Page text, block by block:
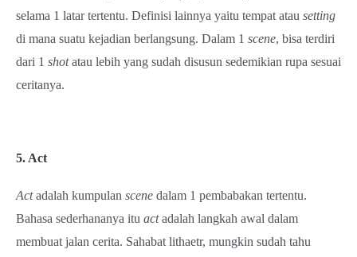
selama 1 latar tertentu. Definisi lainnya yaitu tempat atau setting
di mana suatu kejadian berlangsung. Dalam 1 scene, bisa terdiri
dari 1 shotatau lebih yang sudah disusun sedemikian rupa sesuai
ceritanya.
5. Act
Actadalah kumpulan scene dalam 1 pembabakan tertentu.
Bahasa sederhananya itu actadalah langkah awal dalam
membuat jalan cerita. Sahabat lithaetr, mungkin sudah tahu